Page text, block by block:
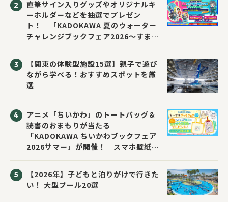
直筆サイン入りグッズやオリジナルキ
ーホルダーなどを抽選でプレゼン
ト！ 「KADOKAWA 夏のウォーター
チャレンジブックフェア2026～すまな
【関東の体験型施設15選】親子で遊び
ながら学べる！おすすめスポットを厳
選
アニメ「ちいかわ」のトートバッグ＆
読書のおまもりが当たる
「KADOKAWA ちいかわブックフェア
2026サマー」が開催！ スマホ壁紙は
【2026年】子どもと泊りがけで行きた
い！ 大型プール20選